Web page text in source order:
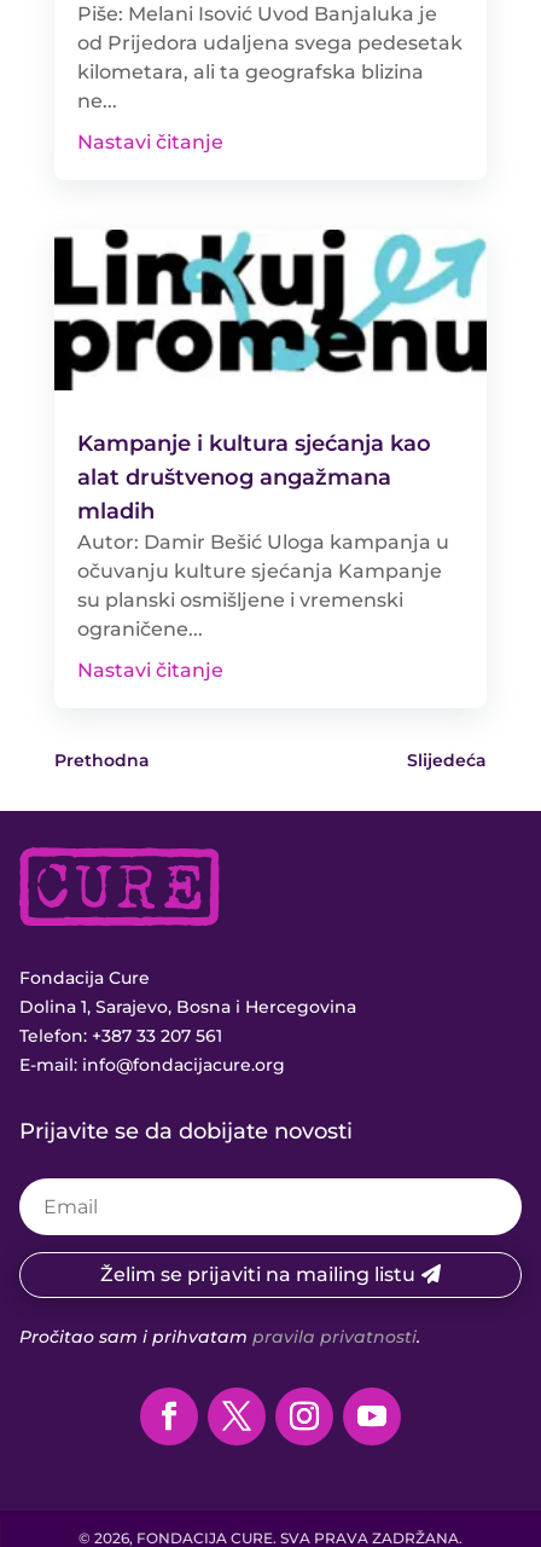
Piše: Melani Isović Uvod Banjaluka je
od Prijedora udaljena svega pedesetak
kilometara, ali ta geografska blizina
ne...
Nastavi čitanje
Kampanje i kultura sjećanja kao
alat društvenog angažmana
mladih
Autor: Damir Bešić Uloga kampanja u
očuvanju kulture sjećanja Kampanje
su planski osmišljene i vremenski
ograničene...
Nastavi čitanje
Prethodna Slijedeća
Fondacija Cure
Dolina 1, Sarajevo, Bosna i Hercegovina
Telefon: +387 33 207 561
E-mail: info@fondacijacure.org
Prijavite se da dobijate novosti
Želim se prijaviti na mailing listu
Pročitao sam i prihvatam pravila privatnosti.
© 2026, FONDACIJA CURE. SVA PRAVA ZADRŽANA.